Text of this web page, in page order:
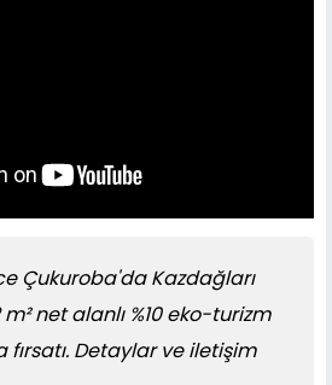
Çukuroba'da Kazdağları
m² net alanlı %10 eko-turizm
fırsatı. Detaylar ve iletişim